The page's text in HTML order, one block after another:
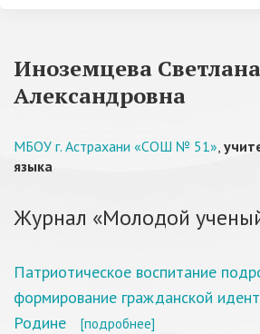
Иноземцева Светлана
Александровна
МБОУ г. Астрахани «СОШ № 51»,
языка
Журнал «Молодой
Патриотическое воспитание
формирование гражданской
Родине
[подробнее]